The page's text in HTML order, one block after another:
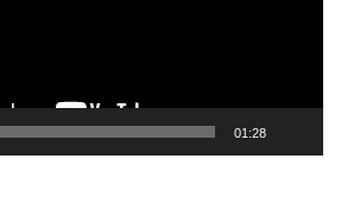
01:28